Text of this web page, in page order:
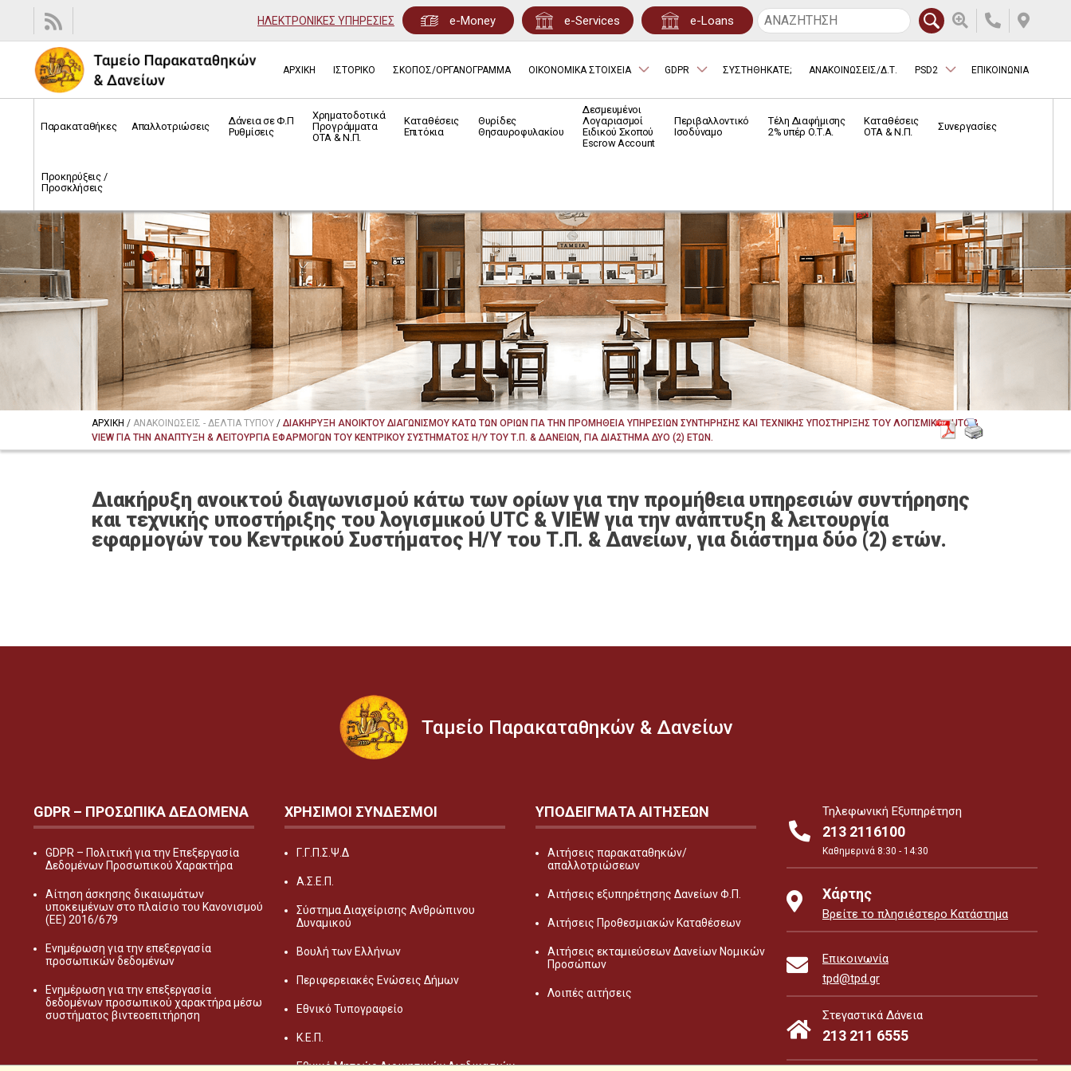
ΗΛΕΚΤΡΟΝΙΚΕΣ ΥΠΗΡΕΣΙΕΣ e-Money e-Services e-Loans
ΑΡΧΙΚΗ ΙΣΤΟΡΙΚΟ ΣΚΟΠΟΣ/ΟΡΓΑΝΟΓΡΑΜΜΑ ΟΙΚΟΝΟΜΙΚΑ ΣΤΟΙΧΕΙΑ GDPR ΣΥΣΤΗΘΗΚΑΤΕ; ΑΝΑΚΟΙΝΩΣΕΙΣ/Δ.Τ. PSD2 ΕΠΙΚΟΙΝΩΝΙΑ
Παρακαταθήκες Απαλλοτριώσεις
Δάνεια σε Φ.Π
Ρυθμίσεις
Χρηματοδοτικά
Προγράμματα
ΟΤΑ & Ν.Π.
Καταθέσεις
Επιτόκια
Θυρίδες
Θησαυροφυλακίου
Δεσμευμένοι
Λογαριασμοί
Ειδικού Σκοπού
Escrow Account
Περιβαλλοντικό
Ισοδύναμο
Τέλη Διαφήμισης
2% υπέρ Ο.Τ.Α.
Καταθέσεις
ΟΤΑ & Ν.Π.
Συνεργασίες
Προκηρύξεις /
Προσκλήσεις
ΑΡΧΙΚΗ / ΑΝΑΚΟΙΝΩΣΕΙΣ - ΔΕΛΤΙΑ ΤΥΠΟΥ/ ΔΙΑΚΗΡΥΞΗ ΑΝΟΙΚΤΟΥ ΔΙΑΓΩΝΙΣΜΟΥ ΚΑΤΩ ΤΩΝ ΟΡΙΩΝ ΓΙΑ ΤΗΝ ΠΡΟΜΗΘΕΙΑ ΥΠΗΡΕΣΙΩΝ ΣΥΝΤΗΡΗΣΗΣ ΚΑΙ ΤΕΧΝΙΚΗΣ ΥΠΟΣΤΗΡΙΞΗΣ ΤΟΥ ΛΟΓΙΣΜΙΚΟΥ UTC &
VIEW ΓΙΑ ΤΗΝ ΑΝΑΠΤΥΞΗ & ΛΕΙΤΟΥΡΓΙΑ ΕΦΑΡΜΟΓΩΝ ΤΟΥ ΚΕΝΤΡΙΚΟΥ ΣΥΣΤΗΜΑΤΟΣ Η/Υ ΤΟΥ Τ.Π. & ΔΑΝΕΙΩΝ, ΓΙΑ ΔΙΑΣΤΗΜΑ ΔΥΟ (2) ΕΤΩΝ.
Διακήρυξη ανοικτού διαγωνισμού κάτω των ορίων για την προμήθεια υπηρεσιών συντήρησης
και τεχνικής υποστήριξης του λογισμικού UTC & VIEW για την ανάπτυξη & λειτουργία
εφαρμογών του Κεντρικού Συστήματος Η/Υ του Τ.Π. & Δανείων, για διάστημα δύο (2) ετών.
Ταμείο Παρακαταθηκών & Δανείων
GDPR – ΠΡΟΣΩΠΙΚA ΔΕΔΟΜEΝΑ
GDPR – Πολιτική για την Επεξεργασία
Δεδομένων Προσωπικού Χαρακτήρα
Αίτηση άσκησης δικαιωμάτων
υποκειμένων στο πλαίσιο του Κανονισμού
(ΕΕ) 2016/679
Ενημέρωση για την επεξεργασία
προσωπικών δεδομένων
Ενημέρωση για την επεξεργασία
δεδομένων προσωπικού χαρακτήρα μέσω
συστήματος βιντεοεπιτήρηση
ΧΡΗΣΙΜΟΙ ΣΥΝΔΕΣΜΟΙ
Γ.Γ.Π.Σ.Ψ.Δ
Α.Σ.Ε.Π.
Σύστημα Διαχείρισης Ανθρώπινου
Δυναμικού
Βουλή των Ελλήνων
Περιφερειακές Ενώσεις Δήμων
Εθνικό Τυπογραφείο
Κ.Ε.Π.
Εθνικό Μητρώο Διοικητικών Διαδικασιών
ΥΠΟΔΕΙΓΜΑΤΑ ΑΙΤΗΣΕΩΝ
Αιτήσεις παρακαταθηκών/
απαλλοτριώσεων
Αιτήσεις εξυπηρέτησης Δανείων Φ.Π.
Αιτήσεις Προθεσμιακών Καταθέσεων
Αιτήσεις εκταμιεύσεων Δανείων Νομικών
Προσώπων
Λοιπές αιτήσεις
Τηλεφωνική Εξυπηρέτηση
213 2116100
Καθημερινά 8:30 - 14:30
Χάρτης
Βρείτε το πλησιέστερο Κατάστημα
Επικοινωνία
tpd@tpd.gr
Στεγαστικά Δάνεια
213 211 6555